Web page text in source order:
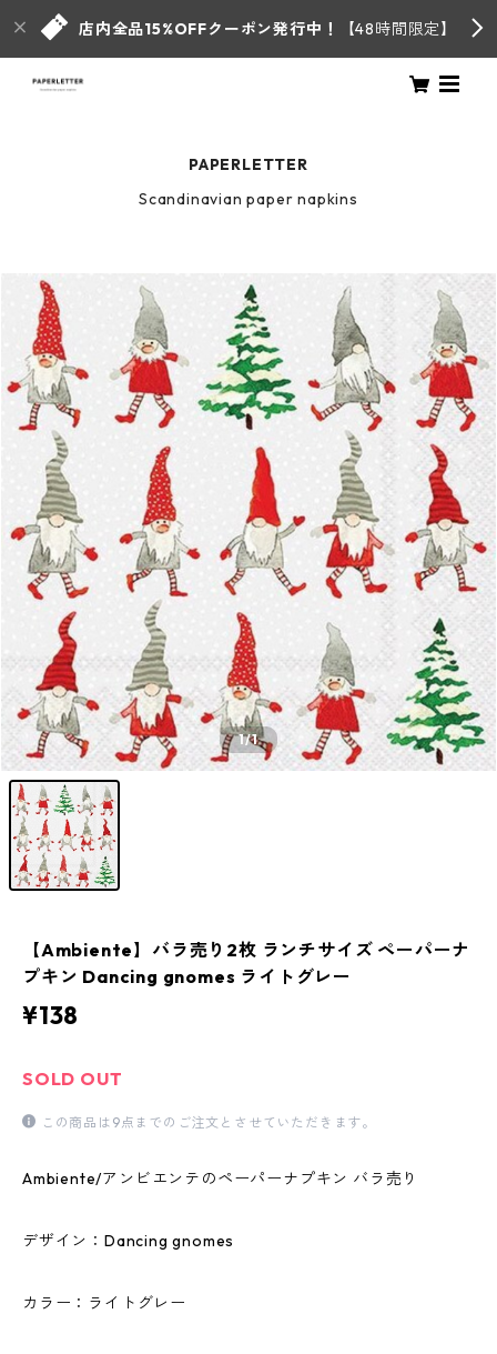
店内全品15%OFFクーポン発行中！ 【48時間限定】
PAPERLETTER
Scandinavian paper napkins
1/1
【Ambiente】バラ売り2枚 ランチサイズ ペーパーナ
プキン Dancing gnomes ライトグレー
¥138
SOLD OUT
この商品は9点までのご注文とさせていただきます。
Ambiente/アンビエンテのペーパーナプキン バラ売り
デザイン：Dancing gnomes
カラー：ライトグレー